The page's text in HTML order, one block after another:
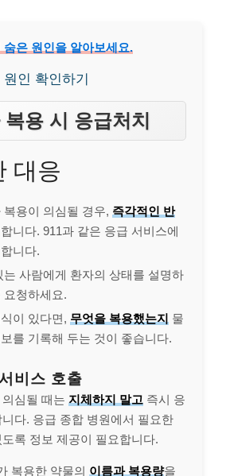
숨은 원인을 알아보세요.
인 확인하기
용 시 응급처치
대응
복용이 의심될 경우, 즉각적인 반
니다. 911과 같은 응급 서비스에
니다.
는 사람에게 환자의 상태를 설명하
요청하세요.
이 있다면, 무엇을 복용했는지 물
를 기록해 두는 것이 좋습니다.
비스 호출
심될 때는 지체하지 말고 즉시 응
다. 응급 종합 병원에서 필요한
록 정보 제공이 필요합니다.
복용한 약물의 이름과 복용량을